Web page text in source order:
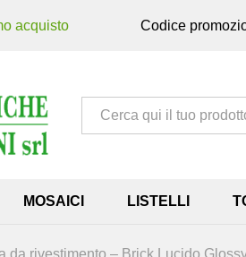
acquisto Codice
Tutto
MOSAICI LISTELLI
da rivestimento – Brick Lucido